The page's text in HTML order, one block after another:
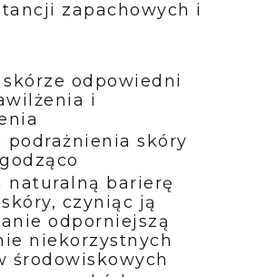
zapachowych i
odpowiedni
i
podrażnienia skóry
naturalną barierę
czyniąc ją
odporniejszą
niekorzystnych
środowiskowych